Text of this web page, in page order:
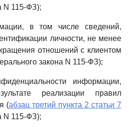
N 115-ФЗ);
в том числе сведений,
личности, не менее
отношений с клиентом
закона N 115-ФЗ);
информации,
реализации правил
(абзац третий пункта 2 статьи 7
N 115-ФЗ);